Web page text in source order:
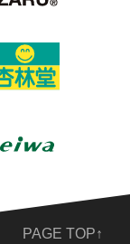
PAGE TOP↑